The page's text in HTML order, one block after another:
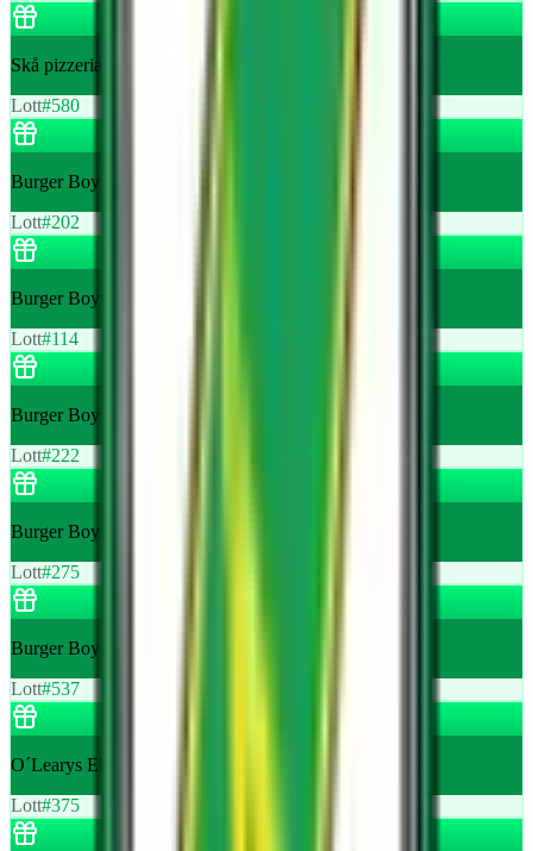
Skå pizzeria 1 st gratis pizza
Lott#580
Burger Boys 1 st enkel hamburgermeny
Lott#202
Burger Boys 1 st enkel hamburgermeny
Lott#114
Burger Boys 1 st enkel hamburgermeny
Lott#222
Burger Boys 1 st enkel hamburgermeny
Lott#275
Burger Boys 1 st enkel hamburgermeny
Lott#537
O´Learys Ekerö Bowling värde 400 kr
Lott#375